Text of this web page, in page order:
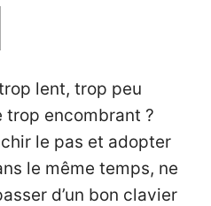
lent, trop peu
trop encombrant ?
le pas et adopter
le même temps, ne
d’un bon clavier